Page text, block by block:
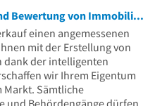
Ausgezeichnete Vermittlung und Bewertung von Immobilien aller Art
einen angemessenen
mit der Erstellung von
dank der intelligenten
wir Ihrem Eigentum
Markt. Sämtliche
und Behördengänge dürfen